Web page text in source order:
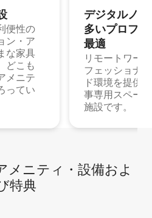
便性の
ン・ア
な家具
どこも
メニテ
ってい
デジタルノ
多⁠いプ⁠ロ⁠フ⁠
最⁠適
リモートワー
フェッショナ
ド環境を提供
事専用スペー
施設です。
メ⁠ニ⁠テ⁠ィ⁠・設⁠備⁠およ
特⁠典